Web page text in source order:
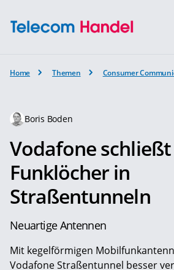
Home Themen Consumer
Boris Boden
Vodafone schließt
Funklöcher in
Straßentunneln
Neuartige Antennen
Mit kegelförmigen
Vodafone Straßentunnel besser